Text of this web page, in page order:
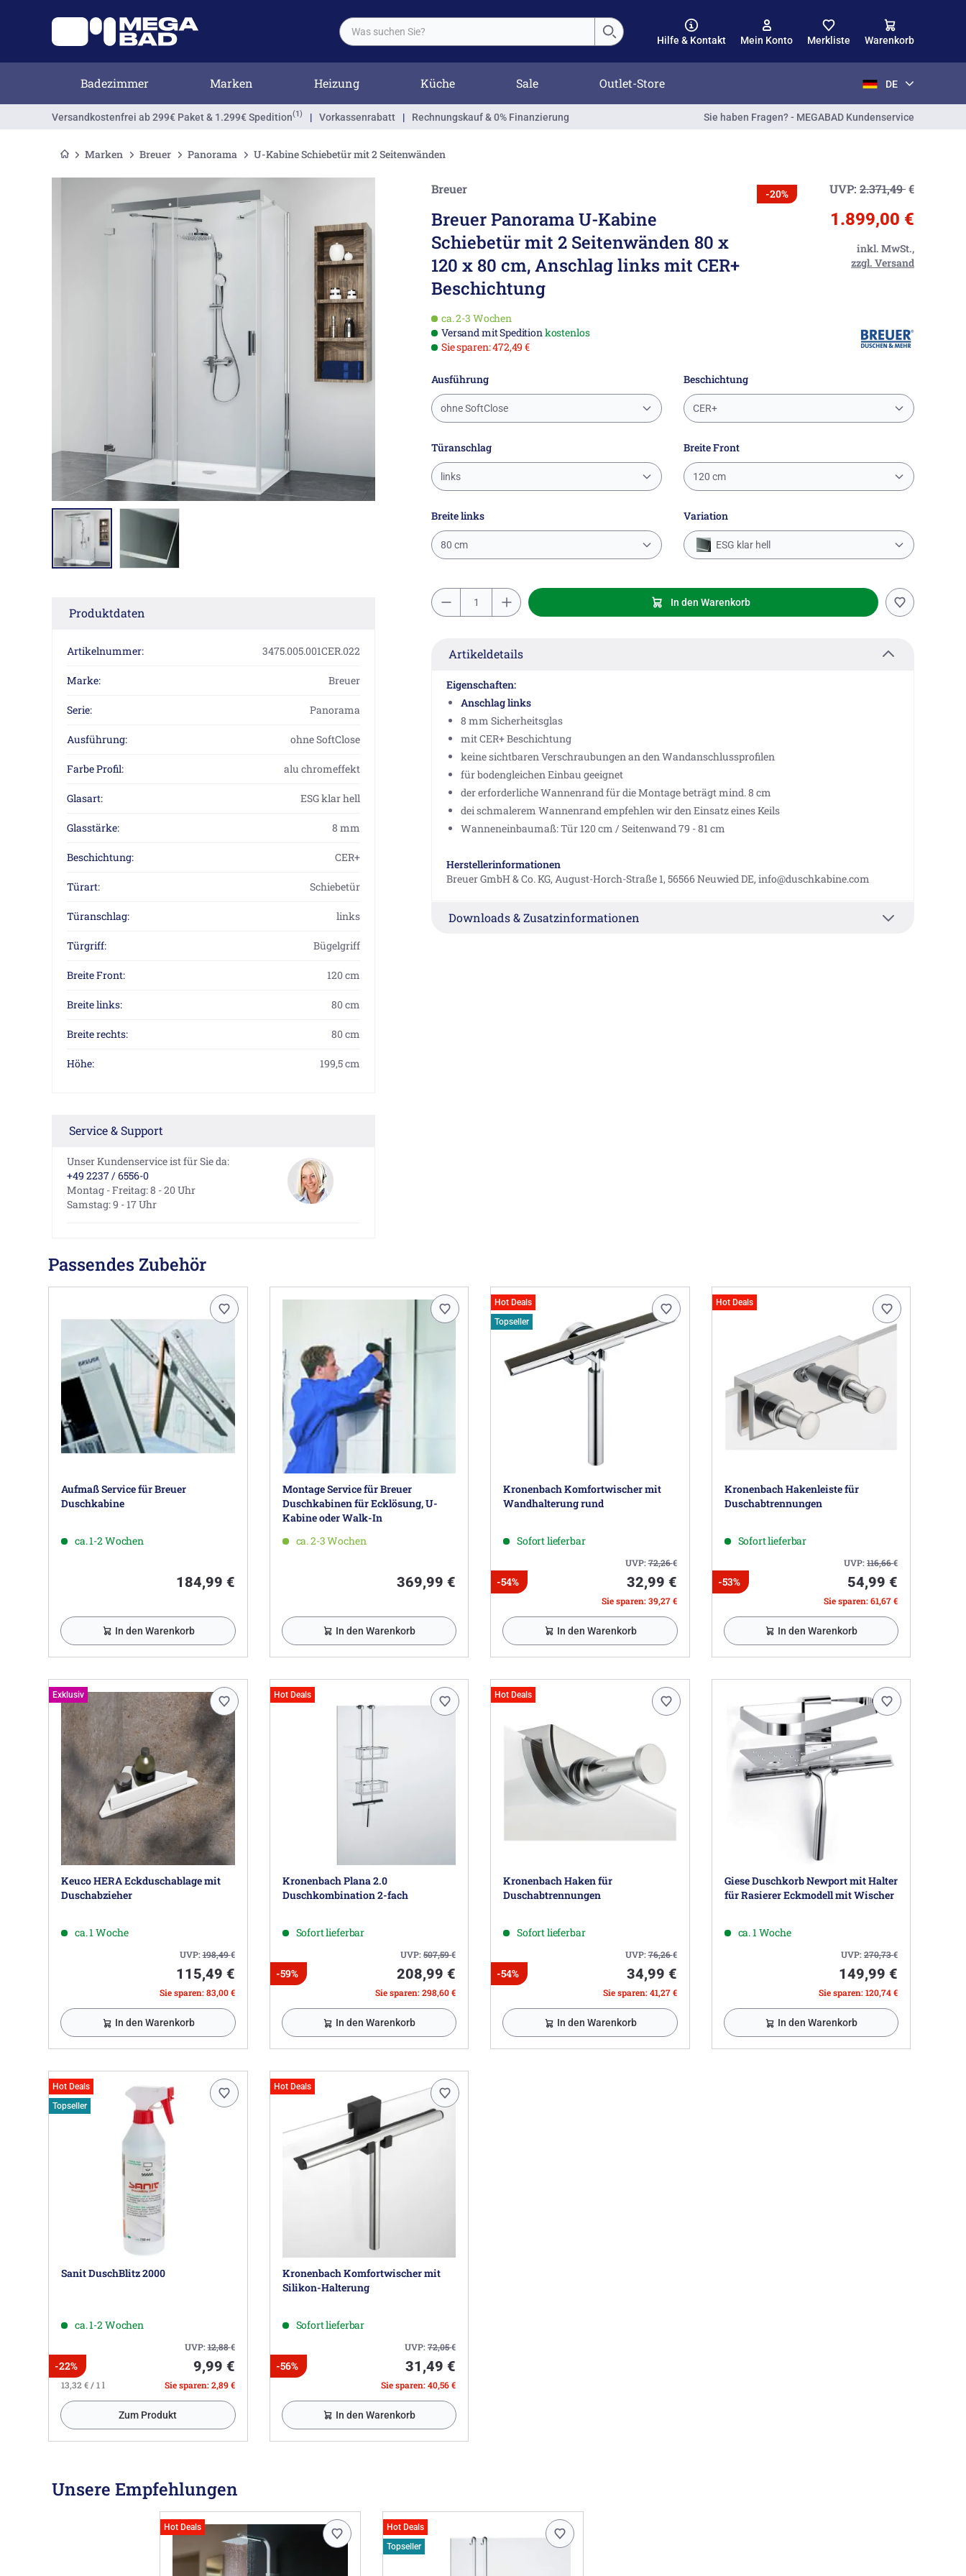
Hilfe & Kontakt Mein Konto Merkliste Warenkorb
Badezimmer Marken Heizung Küche Sale Outlet-Store DE
Versandkostenfrei ab 299€ Paket & 1.299€ Spedition(1) | Vorkassenrabatt | Rechnungskauf & 0% Finanzierung Sie haben Fragen? - MEGABAD Kundenservice
Marken Breuer Panorama U-Kabine Schiebetür mit 2 Seitenwänden
Produktdaten
Artikelnummer: 3475.005.001CER.022
Marke: Breuer
Serie: Panorama
Ausführung: ohne SoftClose
Farbe Profil: alu chromeffekt
Glasart: ESG klar hell
Glasstärke: 8 mm
Beschichtung: CER+
Türart: Schiebetür
Türanschlag: links
Türgriff: Bügelgriff
Breite Front: 120 cm
Breite links: 80 cm
Breite rechts: 80 cm
Höhe: 199,5 cm
Service & Support
Unser Kundenservice ist für Sie da:
+49 2237 / 6556-0
Montag - Freitag: 8 - 20 Uhr
Samstag: 9 - 17 Uhr
Breuer
Breuer Panorama U-Kabine
Schiebetür mit 2 Seitenwänden 80 x
120 x 80 cm, Anschlag links mit CER+
Beschichtung
-20% UVP: 2.371,49€
1.899,00 €
inkl. MwSt.,
zzgl. Versand
ca. 2-3 Wochen
Versand mit Speditionkostenlos
Sie sparen: 472,49 €
Ausführung
ohne SoftClose
Beschichtung
CER+
Türanschlag
links
Breite Front
120 cm
Breite links
80 cm
Variation
ESG klar hell
In den Warenkorb
Artikeldetails
Eigenschaften:
Anschlag links
8 mm Sicherheitsglas
mit CER+ Beschichtung
keine sichtbaren Verschraubungen an den Wandanschlussprofilen
für bodengleichen Einbau geeignet
der erforderliche Wannenrand für die Montage beträgt mind. 8 cm
dei schmalerem Wannenrand empfehlen wir den Einsatz eines Keils
Wanneneinbaumaß: Tür 120 cm / Seitenwand 79 - 81 cm
Herstellerinformationen
Breuer GmbH & Co. KG, August-Horch-Straße 1, 56566 Neuwied DE, info@duschkabine.com
Downloads & Zusatzinformationen
Passendes Zubehör
Aufmaß Service für Breuer
Duschkabine
ca. 1-2 Wochen
184,99 €
In den Warenkorb
Montage Service für Breuer
Duschkabinen für Ecklösung, U-
Kabine oder Walk-In
ca. 2-3 Wochen
369,99 €
In den Warenkorb
Hot Deals
Topseller
Kronenbach Komfortwischer mit
Wandhalterung rund
Sofort lieferbar
UVP:72,26€
-54% 32,99 €
Sie sparen: 39,27 €
In den Warenkorb
Hot Deals
Kronenbach Hakenleiste für
Duschabtrennungen
Sofort lieferbar
UVP:116,66€
-53% 54,99 €
Sie sparen: 61,67 €
In den Warenkorb
Exklusiv
Keuco HERA Eckduschablage mit
Duschabzieher
ca. 1 Woche
UVP:198,49€
115,49 €
Sie sparen: 83,00 €
In den Warenkorb
Hot Deals
Kronenbach Plana 2.0
Duschkombination 2-fach
Sofort lieferbar
UVP:507,59€
-59% 208,99 €
Sie sparen: 298,60 €
In den Warenkorb
Hot Deals
Kronenbach Haken für
Duschabtrennungen
Sofort lieferbar
UVP:76,26€
-54% 34,99 €
Sie sparen: 41,27 €
In den Warenkorb
Giese Duschkorb Newport mit Halter
für Rasierer Eckmodell mit Wischer
ca. 1 Woche
UVP:270,73€
149,99 €
Sie sparen: 120,74 €
In den Warenkorb
Hot Deals
Topseller
Sanit DuschBlitz 2000
ca. 1-2 Wochen
UVP:12,88€
-22% 9,99 €
13,32 € / 1 l Sie sparen: 2,89 €
Zum Produkt
Hot Deals
Kronenbach Komfortwischer mit
Silikon-Halterung
Sofort lieferbar
UVP:72,05€
-56% 31,49 €
Sie sparen: 40,56 €
In den Warenkorb
Unsere Empfehlungen
Hot Deals
Hot Deals
Topseller